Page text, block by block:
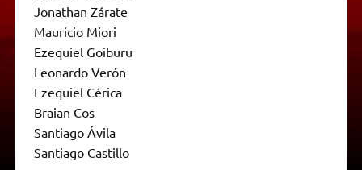
Jonathan Zárate
Mauricio Miori
Ezequiel Goiburu
Leonardo Verón
Ezequiel Cérica
Braian Cos
Santiago Ávila
Santiago Castillo